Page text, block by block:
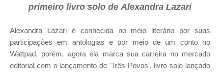
primeiro livro solo de Alexandra Lazari
Alexandra Lazari é conhecida no meio literário por suas
participações em antologias e por meio de um conto no
Wattpad, porém, agora ela marca sua carreira no mercado
editorial com o lançamento de 'Três Povos', livro solo lançado